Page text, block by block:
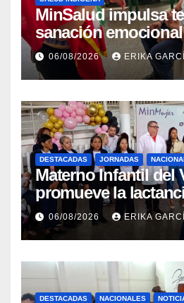
MinSalud impulsa
sanación
post-sismo junto a
indígenas en
06/08/2026 ERIKA
DESTACADAS JORNADAS
Materno Infantil del
promueve la
como un inicio
vida
06/08/2026 ERIKA
DESTACADAS NACIONALES